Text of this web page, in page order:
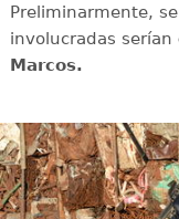
Preliminarmente,
involucradas serían
Marcos.